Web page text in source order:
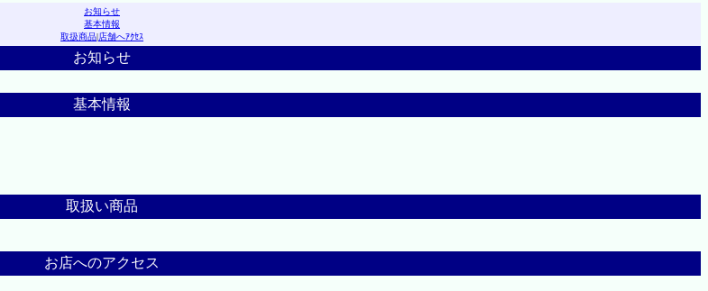
お知らせ
基本情報
取扱商品|店舗へｱｸｾｽ
お知らせ
基本情報
取扱い商品
お店へのアクセス